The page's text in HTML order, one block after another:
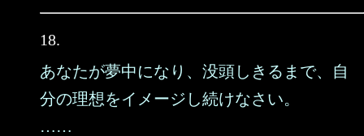
18.
あなたが夢中になり、没頭しきるまで、自
分の理想をイメージし続けなさい。
……